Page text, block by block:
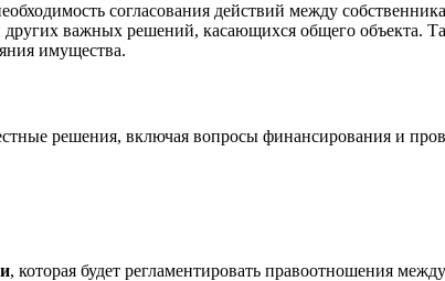
согласования действий между
важных решений, касающихся общего объекта.
имущества.
решения, включая вопросы финансирования и
, которая будет регламентировать правоотношения